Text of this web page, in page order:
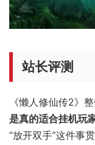
站长评测
《懒人修仙传2》
是真的适合挂机玩
“放开双手”这件事